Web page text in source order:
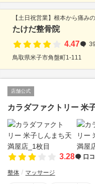
【土日祝営業】根本から痛み
たけだ整骨院
4.47
鳥取県米子市角盤町1-111
店舗公式
カラダファクトリー 米
3.28 口
整体 マッサージ